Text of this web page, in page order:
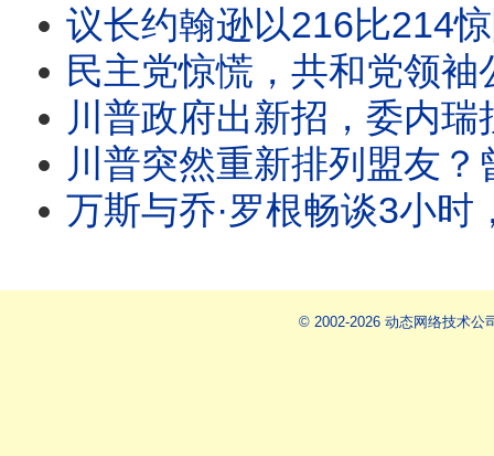
议长约翰逊以216比214惊险推进《拯救法案》。比尔·马赫警告：
民主党惊慌，共和党领袖公开欢迎费特曼！馆长被问懵？国
川普政府出新招，委内瑞拉首轮民主过渡谈判8月1日启动。卢比奥
川普突然重新排列盟友？曾反对他的英国新首相获公开称赞，加拿大却遭
万斯与乔·罗根畅谈3小时，究竟想告诉美国什么？年轻人买不起房
© 2002-2026 动态网络技术公